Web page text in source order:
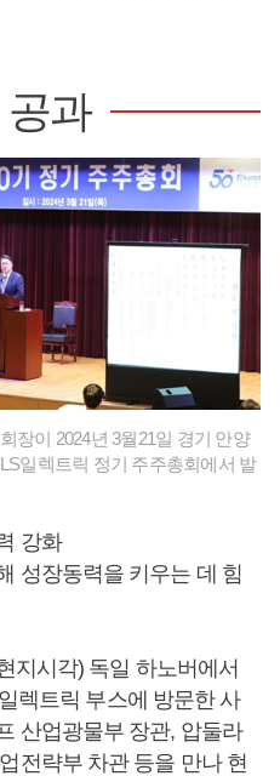
과
장이 2024년 3월21일 경기 안양
일렉트릭 정기 주주총회에서 발
강화
성장동력을 키우는 데 힘
지시각) 독일 하노버에서
렉트릭 부스에 방문한 사
산업광물부 장관, 압둘라
전략부 차관 등을 만나 현